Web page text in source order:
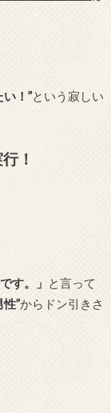
！”という寂しい
！
す。」 と言って
”からドン引きさ